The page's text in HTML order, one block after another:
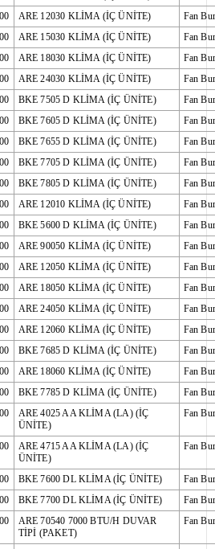
ARE 12030 KLİMA (İÇ ÜNİTE)
Fan
ARE 15030 KLİMA (İÇ ÜNİTE)
Fan
ARE 18030 KLİMA (İÇ ÜNİTE)
Fan
ARE 24030 KLİMA (İÇ ÜNİTE)
Fan
BKE 7505 D KLİMA (İÇ ÜNİTE)
Fan
BKE 7605 D KLİMA (İÇ ÜNİTE)
Fan
BKE 7655 D KLİMA (İÇ ÜNİTE)
Fan
BKE 7705 D KLİMA (İÇ ÜNİTE)
Fan
BKE 7805 D KLİMA (İÇ ÜNİTE)
Fan
ARE 12010 KLİMA (İÇ ÜNİTE)
Fan
BKE 5600 D KLİMA (İÇ ÜNİTE)
Fan
ARE 90050 KLİMA (İÇ ÜNİTE)
Fan
ARE 12050 KLİMA (İÇ ÜNİTE)
Fan
ARE 18050 KLİMA (İÇ ÜNİTE)
Fan
ARE 24050 KLİMA (İÇ ÜNİTE)
Fan
ARE 12060 KLİMA (İÇ ÜNİTE)
Fan
BKE 7685 D KLİMA (İÇ ÜNİTE)
Fan
ARE 18060 KLİMA (İÇ ÜNİTE)
Fan
BKE 7785 D KLİMA (İÇ ÜNİTE)
Fan
ARE 4025 AA KLİMA (LA) (İÇ
ÜNİTE)
Fan
ARE 4715 AA KLİMA (LA) (İÇ
ÜNİTE)
Fan
BKE 7600 DL KLİMA (İÇ ÜNİTE)
Fan
BKE 7700 DL KLİMA (İÇ ÜNİTE)
Fan
ARE 70540 7000 BTU/H DUVAR
TİPİ (PAKET)
Fan